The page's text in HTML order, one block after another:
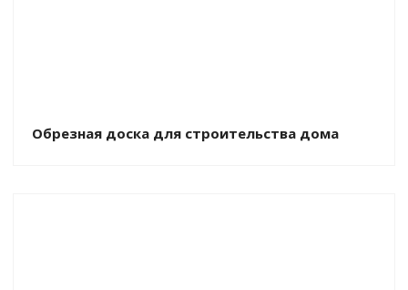
Обрезная доска для строительства дома